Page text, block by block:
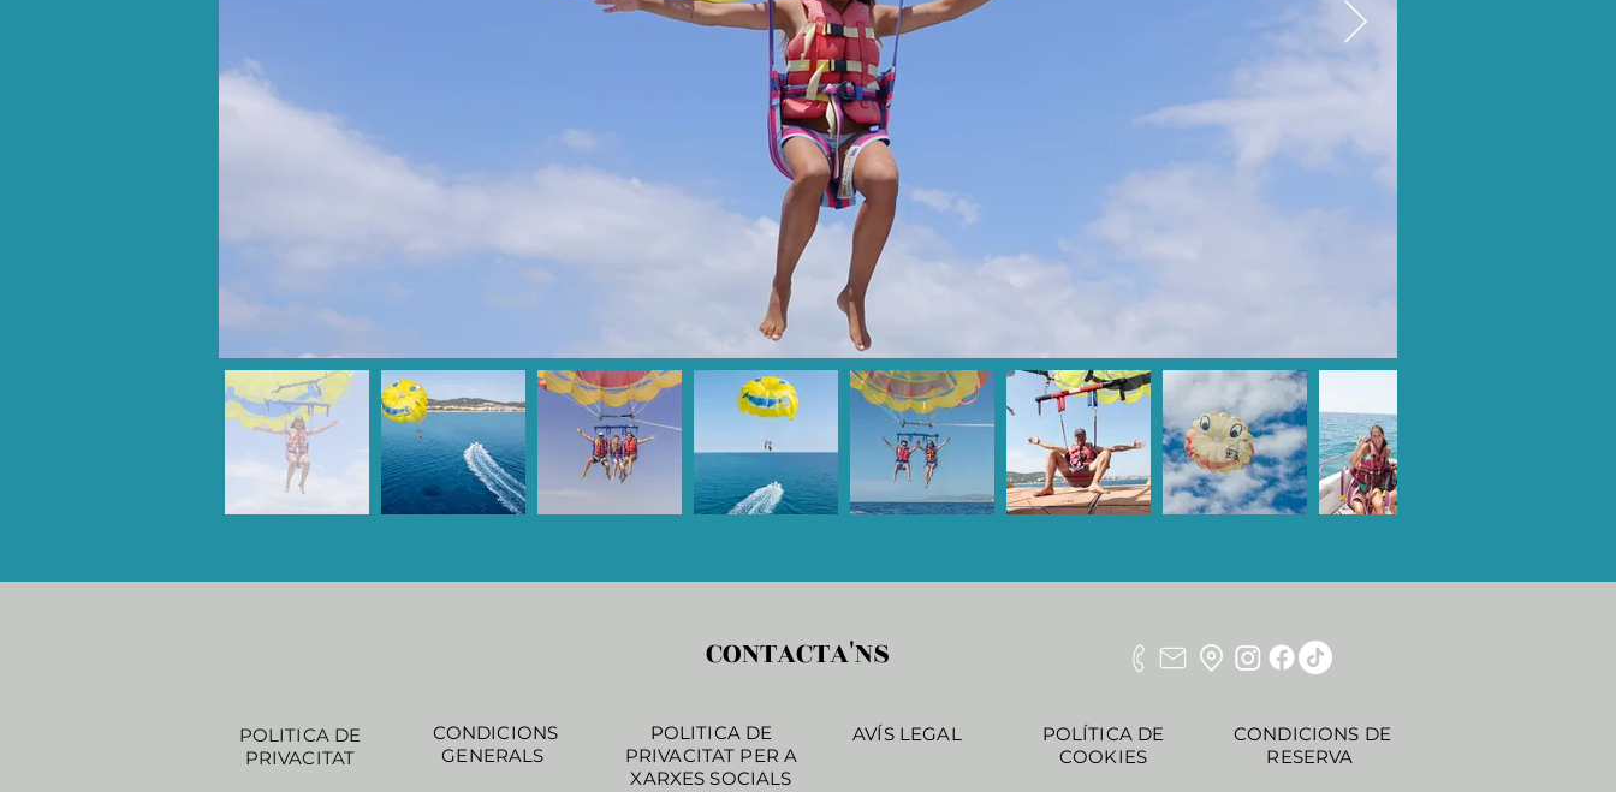
CONTACTA'NS
POLITICA DE
PRIVACITAT
CONDICIONS
GENERALS
POLITICA DE
PRIVACITAT PER A
XARXES SOCIALS
AVÍS LEGAL
POLÍTICA DE
COOKIES
CONDICIONS DE
RESERVA